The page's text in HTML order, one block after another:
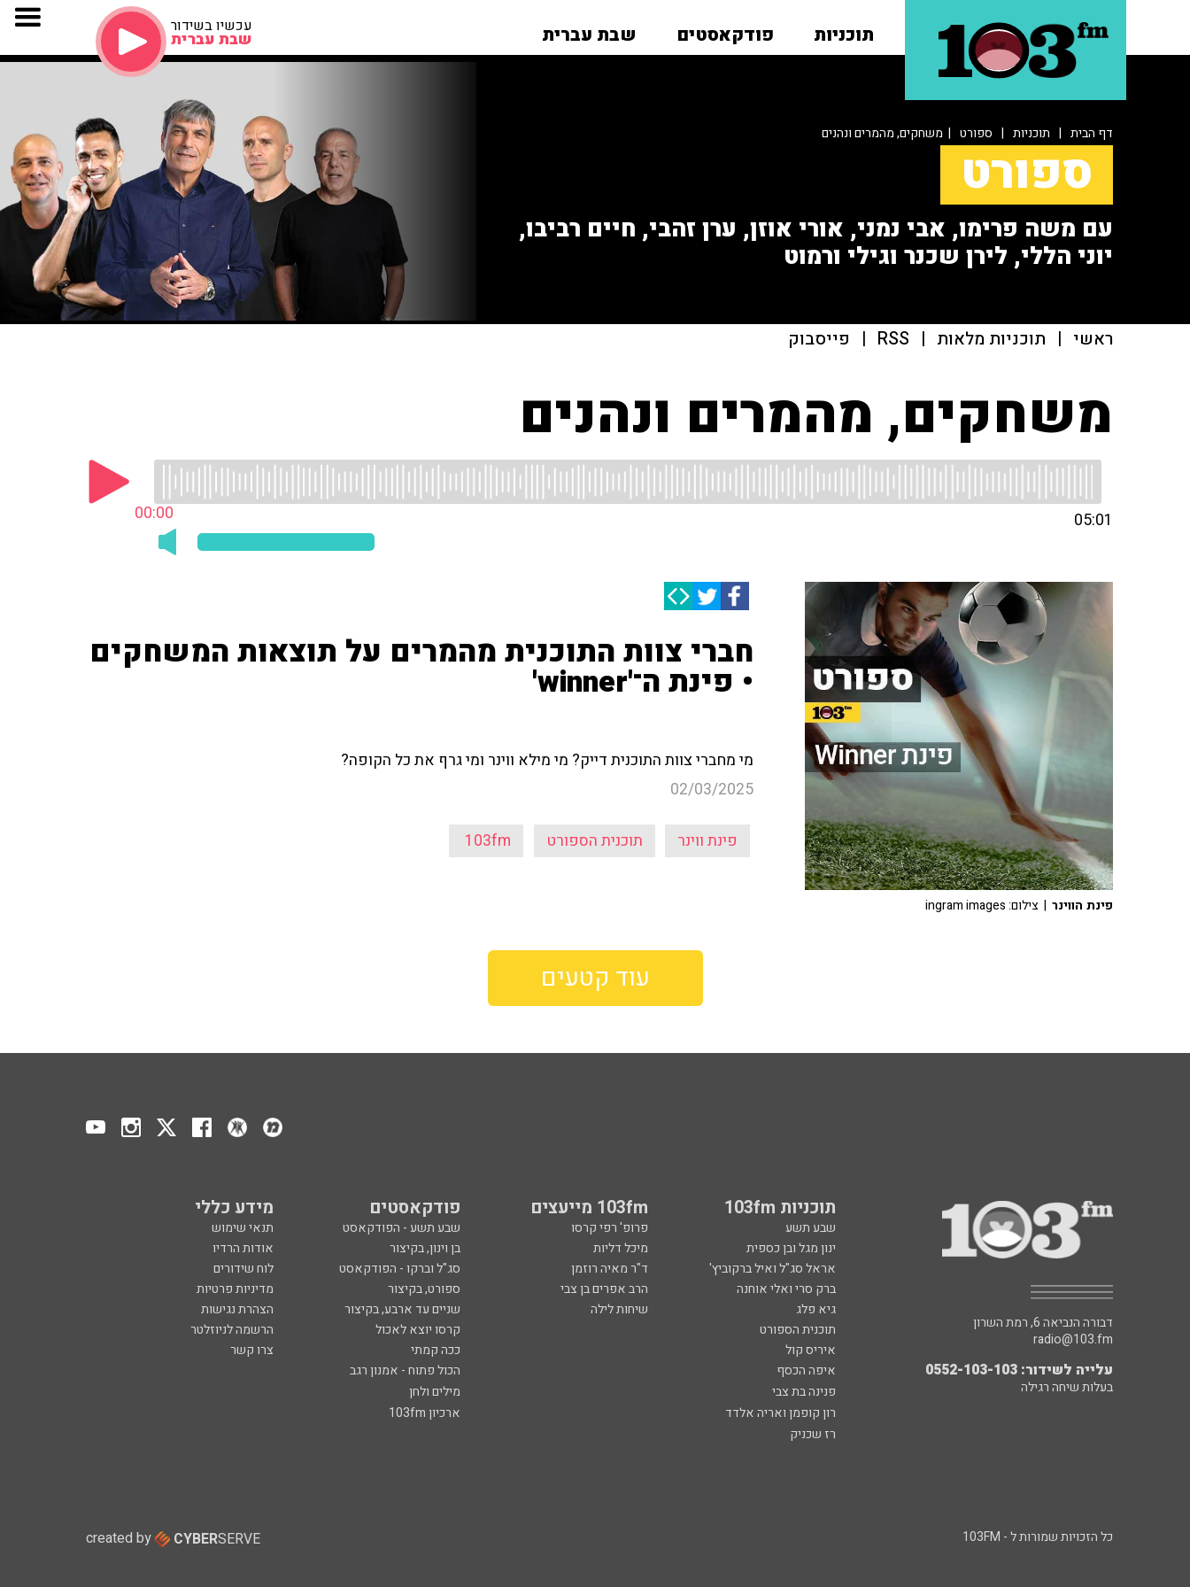
תוכניות פודקאסטים שבת עברית עכשיו בשידור
שבת עברית
דף הבית | תוכניות | ספורט | משחקים, מהמרים ונהנים
ספורט
עם משה פרימו, אבי נמני, אורי אוזן, ערן זהבי, חיים רביבו,
יוני הללי, לירן שכנר וגילי ורמוט
ראשי | תוכניות מלאות |
RSS
| פייסבוק
משחקים, מהמרים ונהנים
00:00 05:01
חברי צוות התוכנית מהמרים על תוצאות המשחקים
• פינת ה־'winner'
מי מחברי צוות התוכנית דייק? מי מילא ווינר ומי גרף את כל הקופה?
02/03/2025
פינת ווינר תוכנית הספורט 103fm
פינת הווינר | צילום: ingram images
עוד קטעים
תוכניות 103fm 103fm מייעצים פודקאסטים מידע כללי
שבע תשע פרופ' רפי קרסו שבע תשע - הפודקאסט
תנאי שימוש
ינון מגל ובן כספית
מיכל דליות בן וינון, בקיצור
אודות הרדיו
אראל סג"ל ואיל ברקוביץ'
ד"ר מאיה רוזמן סג"ל וברקו - הפודקאסט
לוח שידורים
ברק סרי ואלי אוחנה
הרב אפרים בן צבי ספורט, בקיצור
מדיניות פרטיות
גיא פלג
שיחות לילה שניים עד ארבע, בקיצור
הצהרת נגישות
תוכנית הספורט
קרסו יוצא לאכול
הרשמה לניוזלטר
איריס קול
ככה קמתי
צרו קשר
איפה הכסף
הכול פתוח - אמנון רגב
פנינה בת צבי
מילים ולחן
רון קופמן ואריה אלדד
ארכיון 103fm
רז שכניק
דבורה הנביאה 6, רמת השרון
radio@103.fm
עלייה לשידור: 0552-103-103
בעלות שיחה רגילה
כל הזכויות שמורות ל - 103FM created by CYBERSERVE